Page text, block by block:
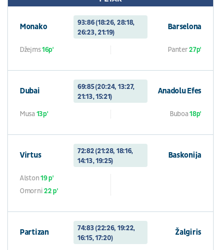
Monako
93:86 (18:26, 28:18,
26:23, 21:19)
Barselona
Džejms16p' Panter27p'
Dubai
69:85 (20:24, 13:27,
21:13, 15:21)
Anadolu Efes
Musa 13p' Buboa18p'
Virtus
72:82 (21:28, 18:16,
14:13, 19:25)
Baskonija
Alston19 p'
Omorni22 p'
Partizan
74:83 (22:26, 19:22,
16:15, 17:20)
Žalgiris